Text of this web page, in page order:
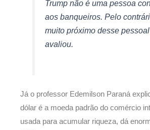
Trump não é uma pessoa
aos banqueiros. Pelo
muito próximo desse
avaliou.
Já o professor Edemilson Paraná
dólar é a moeda padrão do comércio
usada para acumular riqueza, dá